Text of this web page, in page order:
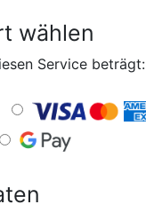
wählen
Service beträgt: